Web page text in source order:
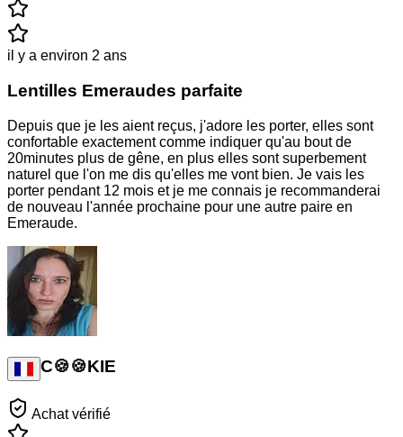
il y a environ 2 ans
Lentilles Emeraudes parfaite
Depuis que je les aient reçus, j'adore les porter, elles sont
confortable exactement comme indiquer qu'au bout de
20minutes plus de gêne, en plus elles sont superbement
naturel que l'on me dis qu'elles me vont bien. Je vais les
porter pendant 12 mois et je me connais je recommanderai
de nouveau l'année prochaine pour une autre paire en
Emeraude.
C🍪🍪KIE
Achat vérifié